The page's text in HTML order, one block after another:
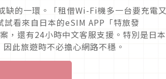
缺的一環。「租借Wi-Fi機多一台要充電又
看來自日本的eSIM APP「特旅發
，還有24小時中文客服支援。特別是日本
此旅遊時不必擔心網路不穩。